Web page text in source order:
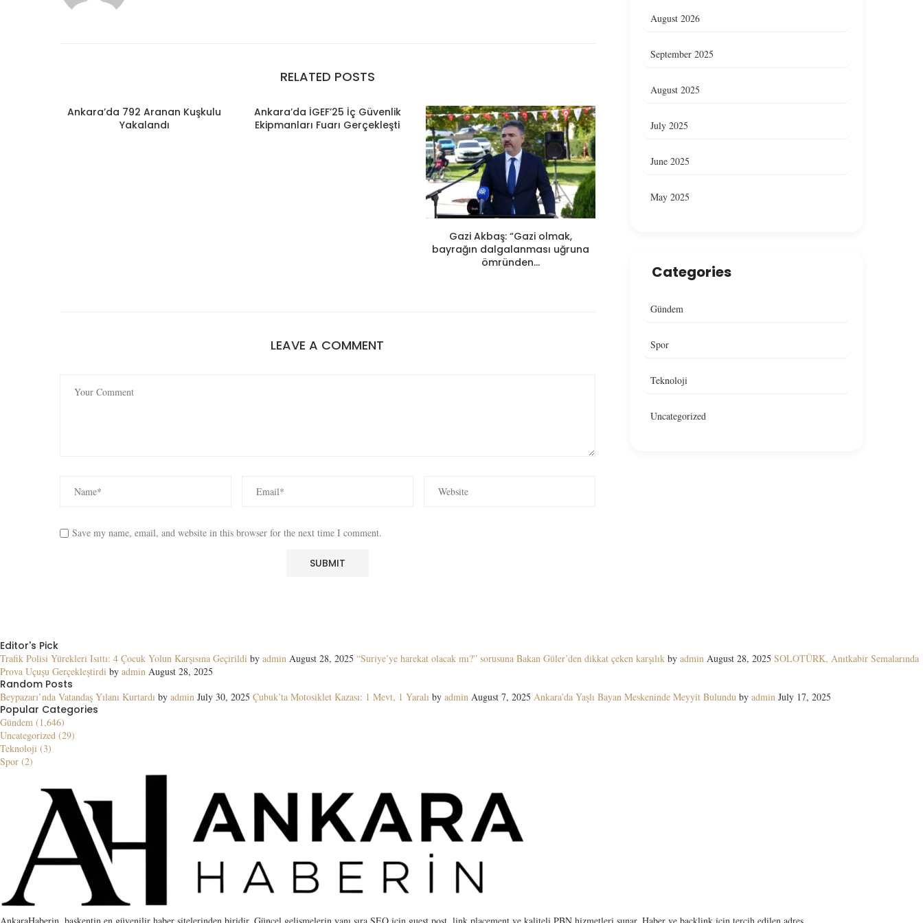
RELATED POSTS
Ankara’da 792 Aranan Kuşkulu
Yakalandı
Ankara’da İGEF’25 İç Güvenlik
Ekipmanları Fuarı Gerçekleşti
Gazi Akbaş: “Gazi olmak,
bayrağın dalgalanması uğruna
ömründen...
LEAVE A COMMENT
Save my name, email, and website in this browser for the next time I comment.
August 2026
September 2025
August 2025
July 2025
June 2025
May 2025
Categories
Gündem
Spor
Teknoloji
Uncategorized
Editor's Pick
Trafik Polisi Yürekleri Isıttı: 4 Çocuk Yolun Karşısına Geçirildi by admin August 28, 2025 “Suriye’ye harekat olacak mı?” sorusuna Bakan Güler’den dikkat çeken karşılık by admin August 28, 2025 SOLOTÜRK, Anıtkabir Semalarında
Prova Uçuşu Gerçekleştirdi by admin August 28, 2025
Random Posts
Beypazarı’nda Vatandaş Yılanı Kurtardı by admin July 30, 2025 Çubuk’ta Motosiklet Kazası: 1 Mevt, 1 Yaralı by admin August 7, 2025 Ankara’da Yaşlı Bayan Meskeninde Meyyit Bulundu by admin July 17, 2025
Popular Categories
Gündem (1,646)
Uncategorized (29)
Teknoloji (3)
Spor (2)